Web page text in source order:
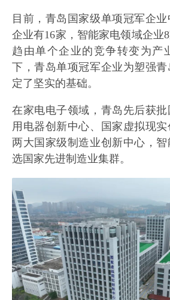
目前，青岛国家级单项冠军企
企业有16家，智能家电领域企业
趋由单个企业的竞争转变为产
下，青岛单项冠军企业为塑强
定了坚实的基础。
在家电电子领域，青岛先后获
用电器创新中心、国家虚拟现实
两大国家级制造业创新中心，智
选国家先进制造业集群。